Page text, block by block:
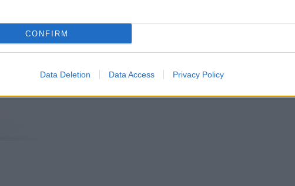
CONFIRM
Data Deletion Data Access Privacy Policy
használtan
7636